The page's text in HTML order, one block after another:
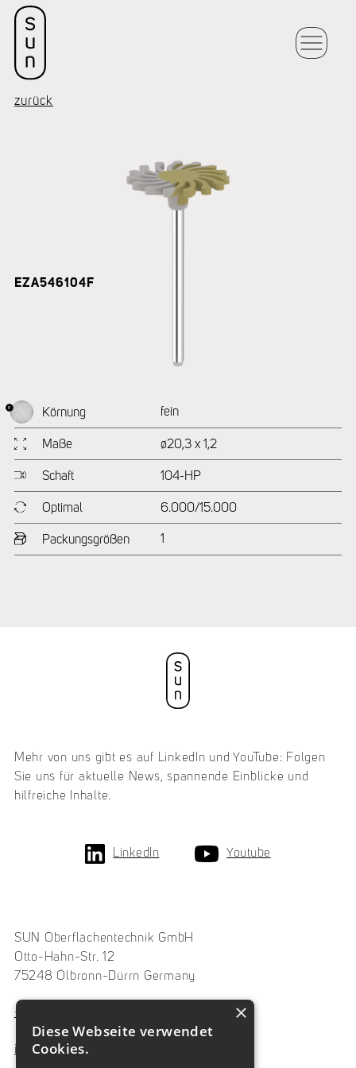
zurück
EZA546104F
Körnung fein
Maße ø20,3 x 1,2
Schaft 104-HP
Optimal 6.000/15.000
Packungsgrößen 1
SUN Oberflächentechnik GmbH
Otto-Hahn-Str. 12
75248 Ölbronn-Dürrn Germany
+49 7237 486330
info@sungmbh.de
Mehr von uns gibt es auf LinkedIn und YouTube: Folgen
Sie uns für aktuelle News, spannende Einblicke und
hilfreiche Inhalte.
LinkedIn Youtube
×
Diese Webseite verwendet
Cookies.